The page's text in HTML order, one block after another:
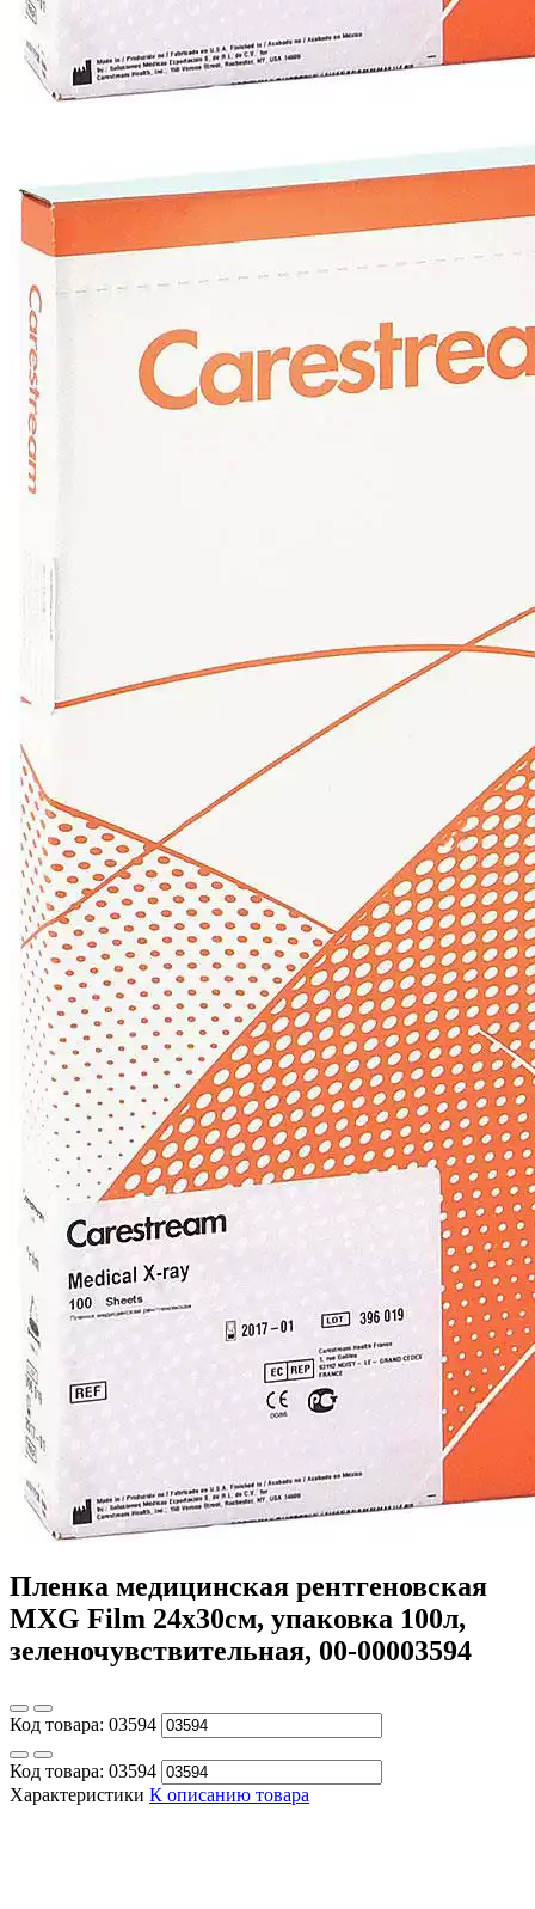
Пленка медицинская рентгеновская
MXG Film 24х30см, упаковка 100л,
зеленочувствительная, 00-00003594
Код товара: 03594
Код товара: 03594
Характеристики К описанию товара